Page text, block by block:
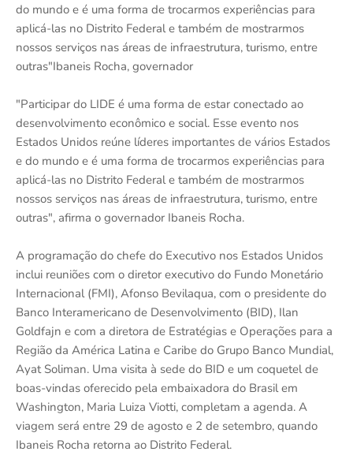
do mundo e é uma forma de trocarmos experiências para
aplicá-las no Distrito Federal e também de mostrarmos
nossos serviços nas áreas de infraestrutura, turismo, entre
outras"Ibaneis Rocha, governador
"Participar do LIDE é uma forma de estar conectado ao
desenvolvimento econômico e social. Esse evento nos
Estados Unidos reúne líderes importantes de vários Estados
e do mundo e é uma forma de trocarmos experiências para
aplicá-las no Distrito Federal e também de mostrarmos
nossos serviços nas áreas de infraestrutura, turismo, entre
outras", afirma o governador Ibaneis Rocha.
A programação do chefe do Executivo nos Estados Unidos
inclui reuniões com o diretor executivo do Fundo Monetário
Internacional (FMI), Afonso Bevilaqua, com o presidente do
Banco Interamericano de Desenvolvimento (BID), Ilan
Goldfajn e com a diretora de Estratégias e Operações para a
Região da América Latina e Caribe do Grupo Banco Mundial,
Ayat Soliman. Uma visita à sede do BID e um coquetel de
boas-vindas oferecido pela embaixadora do Brasil em
Washington, Maria Luiza Viotti, completam a agenda. A
viagem será entre 29 de agosto e 2 de setembro, quando
Ibaneis Rocha retorna ao Distrito Federal.